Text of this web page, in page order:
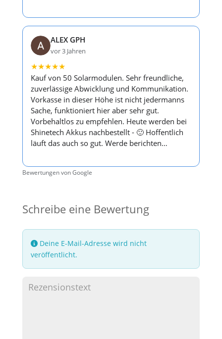
ALEX GPH
vor 3 Jahren
★★★★★
Kauf von 50 Solarmodulen. Sehr freundliche,
zuverlässige Abwicklung und Kommunikation.
Vorkasse in dieser Höhe ist nicht jedermanns
Sache, funktioniert hier aber sehr gut.
Vorbehaltlos zu empfehlen. Heute werden bei
Shinetech Akkus nachbestellt - 🙂 Hoffentlich
läuft das auch so gut. Werde berichten…
Bewertungen von Google
Schreibe eine Bewertung
Deine E-Mail-Adresse wird nicht
veröffentlicht.